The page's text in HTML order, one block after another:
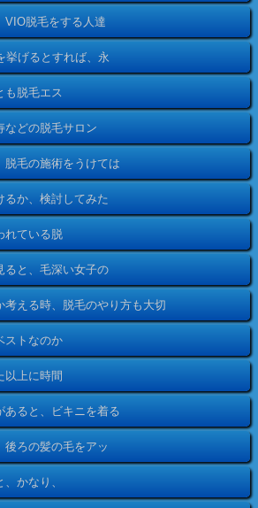
VIO脱毛をする人達
挙げるとすれば、永
も脱毛エス
などの脱毛サロン
脱毛の施術をうけては
るか、検討してみた
れている脱
ると、毛深い女子の
考える時、脱毛のやり方も大切
ストなのか
以上に時間
あると、ビキニを着る
ろの髪の毛をアッ
かなり、